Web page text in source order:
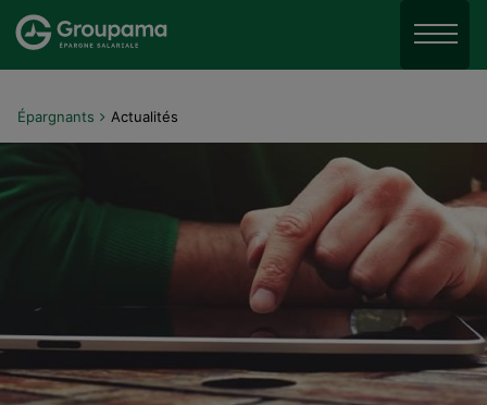
Aller au menu
Aller au contenu
Menu
Épargnants Actualités